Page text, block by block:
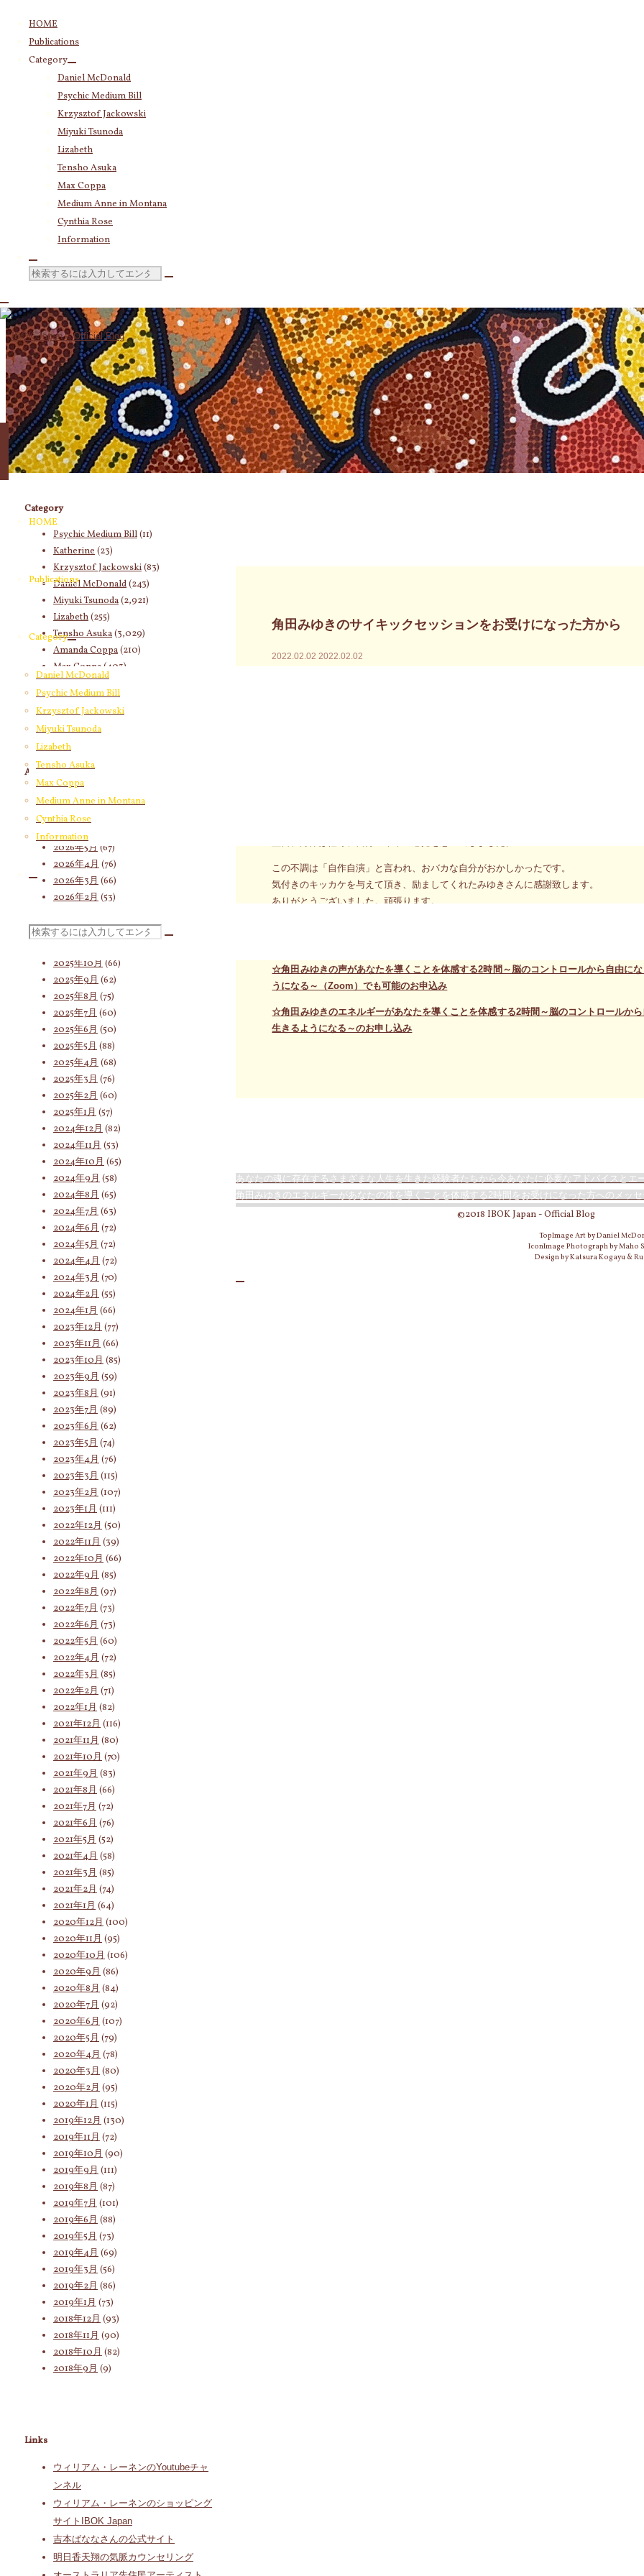
HOME
Publications
Category
Daniel McDonald
Psychic Medium Bill
Krzysztof Jackowski
Miyuki Tsunoda
Lizabeth
Tensho Asuka
Max Coppa
Medium Anne in Montana
Cynthia Rose
Information
検
対
象:
HOME
Publications
Category
Daniel McDonald
Psychic Medium Bill
Krzysztof Jackowski
Miyuki Tsunoda
Lizabeth
Tensho Asuka
Max Coppa
Medium Anne in Montana
Cynthia Rose
Information
検
角田みゆきのサイキックセッションをお受けになった方から
2022.02.02 2022.02.02
この不調は「自作自演」と言われ、おバカな自分がおかしかったです。
気付きのキッカケを与えて頂き、励ましてくれたみゆきさんに感謝致します。
ありがとうございました。頑張ります。
☆角田みゆきの声があなたを導くことを体感する2時間～脳のコントロールから自由に
うになる～（Zoom）でも可能のお申込み
☆角田みゆきのエネルギーがあなたを導くことを体感する2時間～脳のコントロールか
生きるようになる～のお申し込み
Category
Psychic Medium Bill(11)
Katherine(23)
Krzysztof Jackowski(83)
Daniel McDonald(243)
Miyuki Tsunoda(2,921)
Lizabeth(255)
Tensho Asuka(3,029)
Amanda Coppa(210)
Max Coppa (403)
Medium Anne in Montana
Cynthia Rose(4)
Archives
2026年8月(18)
2026年7月
2026年6月
2026年5月 (67)
2026年4月 (76)
2026年3月 (66)
2026年2月 (53)
2025年12月(60)
2025年10月 (66)
2025年9月 (62)
2025年8月 (75)
2025年7月 (60)
2025年6月 (50)
2025年5月 (88)
2025年4月 (68)
2025年3月 (76)
2025年2月 (60)
2025年1月 (57)
2024年12月 (82)
2024年11月 (53)
2024年10月 (65)
2024年9月 (58)
2024年8月 (65)
2024年7月 (63)
2024年6月 (72)
2024年5月 (72)
2024年4月 (72)
2024年3月 (70)
2024年2月 (55)
2024年1月 (66)
2023年12月 (77)
2023年11月 (66)
2023年10月 (85)
2023年9月 (59)
2023年8月 (91)
2023年7月 (89)
2023年6月 (62)
2023年5月 (74)
2023年4月 (76)
2023年3月 (115)
2023年2月 (107)
2023年1月 (111)
2022年12月 (50)
2022年11月 (39)
2022年10月 (66)
2022年9月 (85)
2022年8月 (97)
2022年7月 (73)
2022年6月 (73)
2022年5月 (60)
2022年4月 (72)
2022年3月 (85)
2022年2月 (71)
2022年1月 (82)
2021年12月 (116)
2021年11月 (80)
2021年10月 (70)
2021年9月 (83)
2021年8月 (66)
2021年7月 (72)
2021年6月 (76)
2021年5月 (52)
2021年4月 (58)
2021年3月 (85)
2021年2月 (74)
2021年1月 (64)
2020年12月 (100)
2020年11月 (95)
2020年10月 (106)
2020年9月 (86)
2020年8月 (84)
2020年7月 (92)
2020年6月 (107)
2020年5月 (79)
2020年4月 (78)
2020年3月 (80)
2020年2月 (95)
2020年1月 (115)
2019年12月 (130)
2019年11月 (72)
2019年10月 (90)
2019年9月 (111)
2019年8月 (87)
2019年7月 (101)
2019年6月 (88)
2019年5月 (73)
2019年4月 (69)
2019年3月 (56)
2019年2月 (86)
2019年1月 (73)
2018年12月 (93)
2018年11月 (90)
2018年10月 (82)
2018年9月 (9)
Links
ウィリアム・レーネンのYoutubeチャ
ンネル
ウィリアム・レーネンのショッピング
サイトIBOK Japan
吉本ばななさんの公式サイト
明日香天翔の気脈カウンセリング
あなたの魂に存在するさまざまな人生を生きた経験者たちから今あなたに必要なアドバイスとエ
角田みゆきのエネルギーがあなたの体を導くことを体感する2時間をお受けになった方へのメッセ
©2018 IBOK Japan - Official Blog
TopImage Art by Daniel
IconImage Photograph by Maho
Design by Katsura Kogayu &